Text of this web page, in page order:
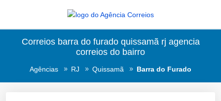
Correios barra do furado quissamã rj agencia
correios do bairro
Agências RJ Quissamã Barra do Furado